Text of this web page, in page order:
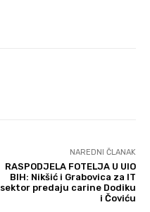
NAREDNI ČLANAK
RASPODJELA FOTELJA U UIO
BIH: Nikšić i Grabovica za IT
sektor predaju carine Dodiku
i Čoviću